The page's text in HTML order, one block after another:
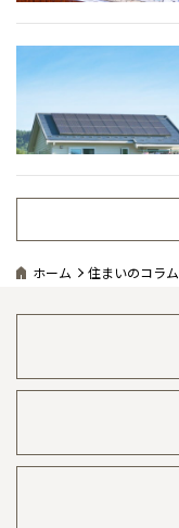
ホーム 住まいのコラム